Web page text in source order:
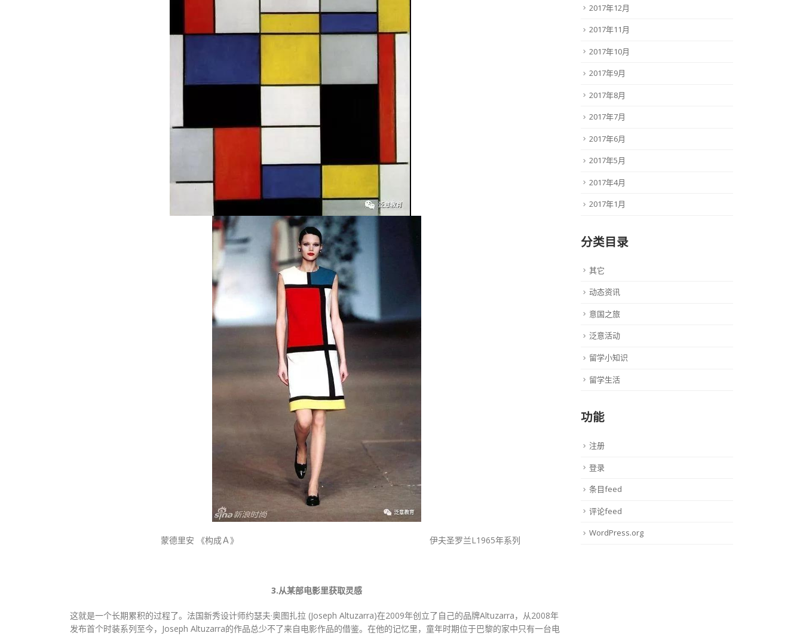
蒙德里安 《构成Ａ》 伊夫圣罗兰L1965年系列
3.从某部电影里获取灵感
这就是一个长期累积的过程了。法国新秀设计师约瑟夫·奥图扎拉 (Joseph Altuzarra)在2009年创立了自己的品牌Altuzarra，从2008年
发布首个时装系列至今，Joseph Altuzarra的作品总少不了来自电影作品的借鉴。在他的记忆里，童年时期位于巴黎的家中只有一台电
2017年12月
2017年11月
2017年10月
2017年9月
2017年8月
2017年7月
2017年6月
2017年5月
2017年4月
2017年1月
分类目录
其它
动态资讯
意国之旅
泛意活动
留学小知识
留学生活
功能
注册
登录
条目feed
评论feed
WordPress.org